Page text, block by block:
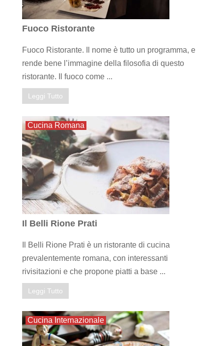
Fuoco Ristorante
Fuoco Ristorante. Il nome è tutto un programma, e
rende bene l’immagine della filosofia di questo
ristorante. Il fuoco come ...
Leggi Tutto
Cucina Romana
Il Belli Rione Prati
Il Belli Rione Prati è un ristorante di cucina
prevalentemente romana, con interessanti
rivisitazioni e che propone piatti a base ...
Leggi Tutto
Cucina Internazionale